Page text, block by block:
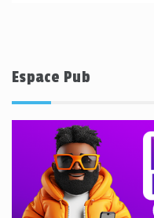
Espace Pub